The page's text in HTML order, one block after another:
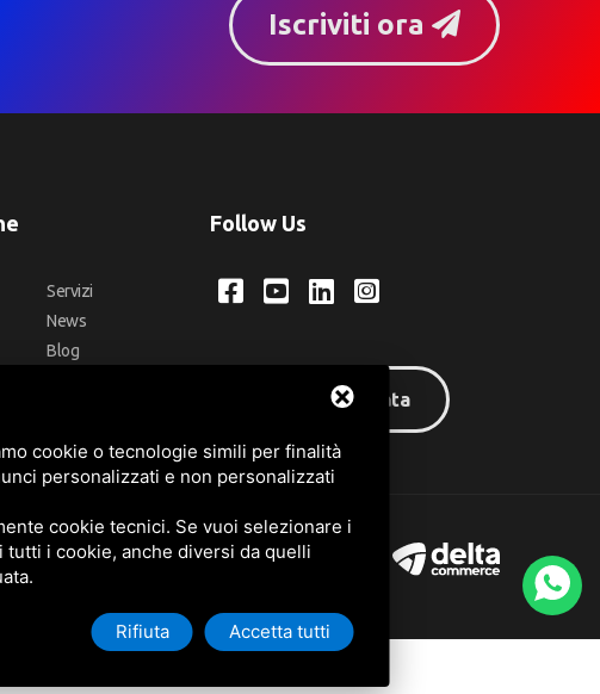
Iscriviti ora
Servizi
News
Blog
Follow Us
Area riservata
cookie o tecnologie simili per finalità
personalizzati e non personalizzati
cookie tecnici. Se vuoi selezionare i
i cookie, anche diversi da quelli
Rifiuta Accetta tutti